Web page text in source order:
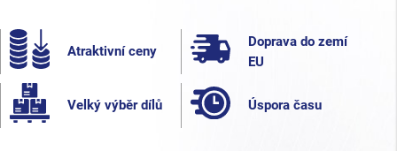
Atraktivní ceny
Doprava do zemí
EU
Velký výběr dílů Úspora času